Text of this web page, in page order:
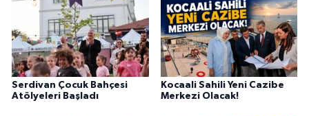
Serdivan Çocuk Bahçesi
Atölyeleri Başladı
Kocaali Sahili Yeni Cazibe
Merkezi Olacak!